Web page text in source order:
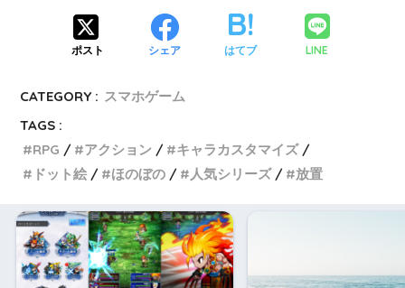
ポスト シェア はてブ LINE
CATEGORY : スマホゲーム
TAGS :
RPG
アクション
キャラカスタマイズ
ドット絵
ほのぼの 人気シリーズ 放置